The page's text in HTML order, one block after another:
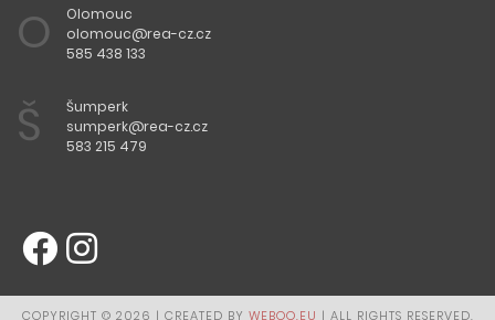
O
Olomouc
olomouc@rea-cz.cz
585 438 133
Š
Šumperk
sumperk@rea-cz.cz
583 215 479
COPYRIGHT © 2026 | CREATED BY WEBOO.EU | ALL RIGHTS RESERVED.